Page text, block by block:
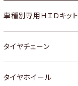
マツダ
三菱
スバル
ダイハツ
マツダ
三菱
日産
いすゞ
ダイハツ
スズキ
日産
ダイハツ
ホンダ
スズキ
日産
ホンダ
スズキ
日産
車種別専用ＨＩＤキット
トヨタ
マツダ
タイヤチェーン
タイヤホイール